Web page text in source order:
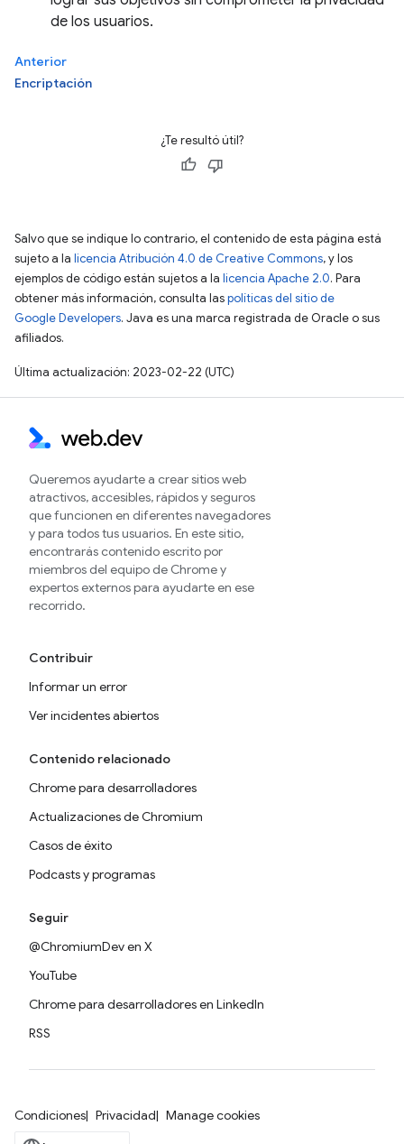
de los usuarios.
Anterior
Encriptación
¿Te resultó útil?
Salvo que se indique lo contrario, el contenido de esta página está
sujeto a la licencia Atribución 4.0 de Creative Commons, y los
ejemplos de código están sujetos a la licencia Apache 2.0. Para
obtener más información, consulta laspolíticas del sitio de
Google Developers. Java es una marca registrada de Oracle o sus
afiliados.
Última actualización: 2023-02-22 (UTC)
Queremos ayudarte a crear sitios web
atractivos, accesibles, rápidos y seguros
que funcionen en diferentes navegadores
y para todos tus usuarios. En este sitio,
encontrarás contenido escrito por
miembros del equipo de Chrome y
expertos externos para ayudarte en ese
recorrido.
Contribuir
Informar un error
Ver incidentes abiertos
Contenido relacionado
Chrome para desarrolladores
Actualizaciones de Chromium
Casos de éxito
Podcasts y programas
Seguir
@ChromiumDev en X
YouTube
Chrome para desarrolladores en LinkedIn
RSS
Condiciones Privacidad Manage cookies